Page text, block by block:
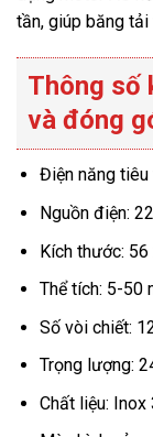
tần, giúp băng tải
Thông số
và đóng
Điện năng tiêu
Nguồn điện:
Kích thước:
Thể tích: 5-50
Số vòi chiết:
Trọng lượng:
Chất liệu: Inox